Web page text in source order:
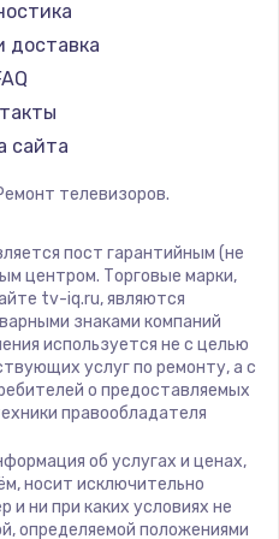
руб.
питания
руб.
руб.
руб.
доставка
сайта
телевизоров.
пост гарантийным (не
центром. Торговые марки,
tv-iq.ru, являются
знаками компаний
используется не с целью
услуг по ремонту, а с
о предоставляемых
правообладателя
об услугах и ценах,
носит исключительно
ни при каких условиях не
определяемой положениями